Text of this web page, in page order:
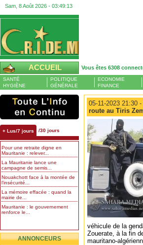
Sam, 8 Août 2026 - 03:49:13
ACCUEIL Vous êtes 6308
SANTÉ
HYGIÈNE
POLITIQUE
GÉNÉRALE
ECONOMIE
FINANCE
+ Lus/7 jours /30 jours
Pour une retraite digne en
Mauritanie : relever...
La Mauritanie lance une
campagne de semis...
Nouakchott face à la montée de
l’insécurité...
La mémoire effacée : quand la
mairie de...
Mauritanie : le gouvernement
renforce le...
ANNONCEURS
05-11-2023 21:30 -
route au Tiris
véhicule de la
Zouerate, à la fin
mauritano-